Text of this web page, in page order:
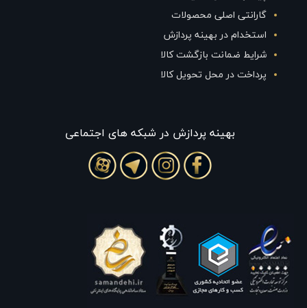
گارانتی اصلی محصولات
استخدام در بهینه پردازش
شرایط ضمانت بازگشت کالا
پرداخت در محل تحویل کالا
بهينه پردازش در شبکه های اجتماعی